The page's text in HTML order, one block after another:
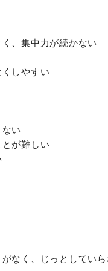
、集中力が続かない
しやすい
い
が難しい
なく、じっとしてい